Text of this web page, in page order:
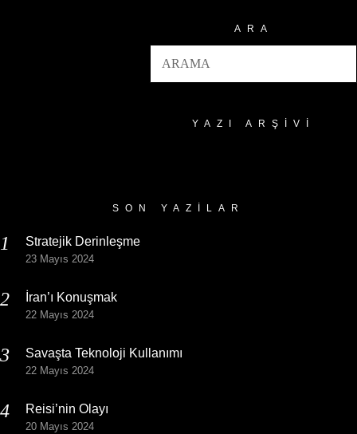
ARA
YAZI ARŞIVI
SON YAZILAR
Stratejik Derinleşme
23 Mayıs 2024
İran’ı Konuşmak
22 Mayıs 2024
Savaşta Teknoloji Kullanımı
22 Mayıs 2024
Reisi’nin Olayı
20 Mayıs 2024